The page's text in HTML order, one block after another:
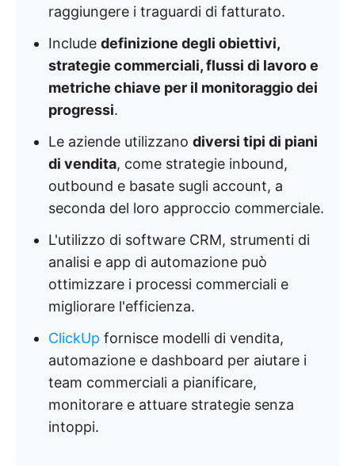
raggiungere i traguardi di fatturato.
Include definizione degli obiettivi,
strategie commerciali, flussi di lavoro e
metriche chiave per il monitoraggio dei
progressi.
Le aziende utilizzano diversi tipi di piani
di vendita, come strategie inbound,
outbound e basate sugli account, a
seconda del loro approccio commerciale.
L'utilizzo di software CRM, strumenti di
analisi e app di automazione può
ottimizzare i processi commerciali e
migliorare l'efficienza.
ClickUp fornisce modelli di vendita,
automazione e dashboard per aiutare i
team commerciali a pianificare,
monitorare e attuare strategie senza
intoppi.